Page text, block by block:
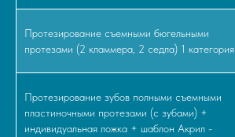
Протезирование съемными бюгельными
протезами (2 кламмера, 2 седла) 1 категория
Протезирование зубов полными съемными
пластиночными протезами (с зубами) +
индивидуальная ложка + шаблон Акрил -